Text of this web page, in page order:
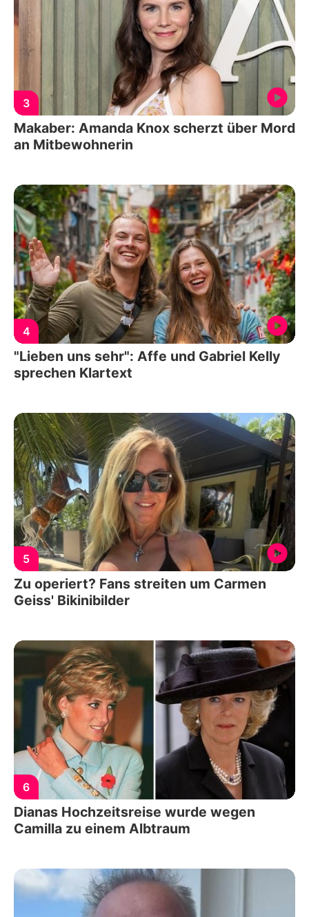
3
Makaber: Amanda Knox scherzt über Mord
an Mitbewohnerin
4
"Lieben uns sehr": Affe und Gabriel Kelly
sprechen Klartext
5
Zu operiert? Fans streiten um Carmen
Geiss' Bikinibilder
6
Dianas Hochzeitsreise wurde wegen
Camilla zu einem Albtraum